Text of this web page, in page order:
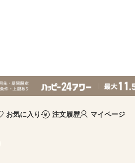
お気に入り 注文履歴 マイページ